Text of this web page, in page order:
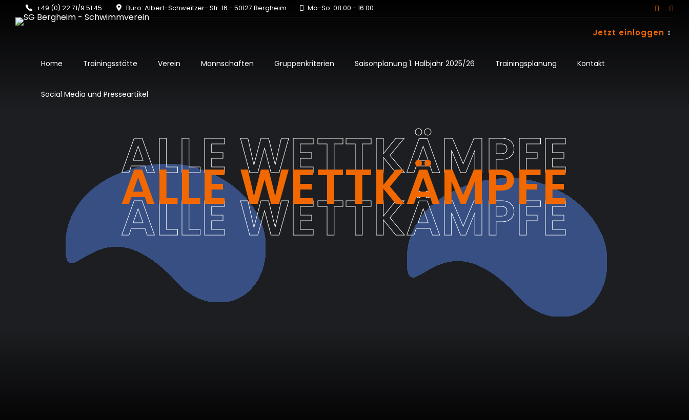
+49 (0) 22 71/9 51 45 Büro: Albert-Schweitzer- Str. 16 - 50127 Bergheim Mo-So: 08:00 - 16:00
Jetzt einloggen
Home Trainingsstätte Verein Mannschaften Gruppenkriterien Saisonplanung 1. Halbjahr 2025/26 Trainingsplanung Kontakt
Social Media und Presseartikel
ALLE WETTKÄMPFE
ALLE WETTKÄMPFE
ALLE WETTKÄMPFE